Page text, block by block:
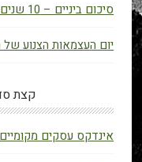
סיכום ביניים – 10 שנים לבלוג
יום העצמאות הצנוע של
קצת
אינדקס עסקים מקומיים